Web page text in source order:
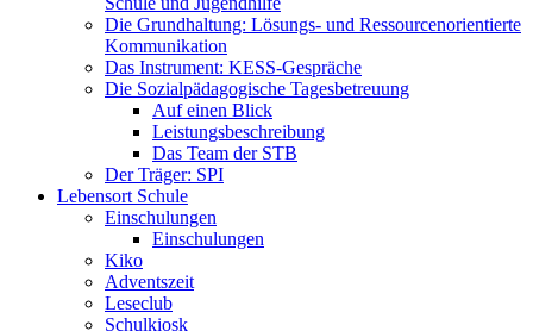
Die Grundhaltung: Lösungs- und Ressourcenorientierte
Kommunikation
Das Instrument: KESS-Gespräche
Die Sozialpädagogische Tagesbetreuung
Auf einen Blick
Leistungsbeschreibung
Das Team der STB
Der Träger: SPI
Lebensort Schule
Einschulungen
Einschulungen
Kiko
Adventszeit
Leseclub
Schulkiosk